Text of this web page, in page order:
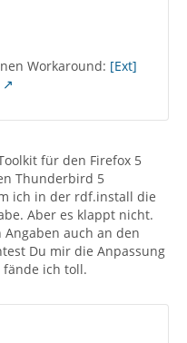
Workaround: [Ext]
für den Firefox 5
Thunderbird 5
ich in der rdf.install die
Aber es klappt nicht.
auch an den
Du mir die Anpassung
fände ich toll.